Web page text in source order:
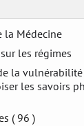
la Médecine
les régimes
la
les savoirs
( 96 )